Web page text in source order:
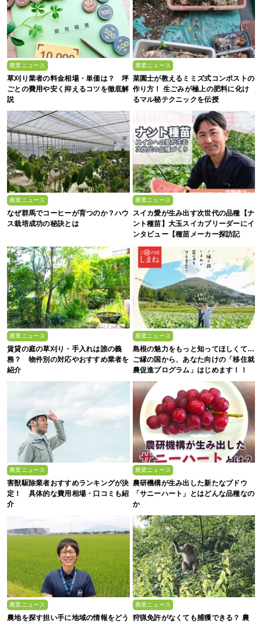
農業ニュース
草刈り業者の料金相場・単価は？ 坪
ごとの費用や安く抑えるコツを徹底解
説
農業ニュース
菜園士が教えるミミズ式コンポストの
作り方！ 生ごみが極上の肥料に化け
るマル秘テクニックを伝授
農業ニュース
なぜ群馬でコーヒーが育つのか？ハウ
ス栽培成功の秘訣とは
農業ニュース
スイカ愛が生み出す次世代の品種【ナ
ント種苗】大玉スイカブリーダーにイ
ンタビュー【種苗メーカー探訪記
Vol.4】
農業ニュース
賃貸の庭の草刈り・手入れは誰の義
務？ 物件別の対応やおすすめ業者を
紹介
農業ニュース
島根の魅力をもっと知ってほしくて…
ご縁の国から、あなた向けの「移住就
農促進プログラム」はじめます！！
農業ニュース
害獣駆除業者おすすめランキングが決
定！ 具体的な費用相場・口コミも紹
介
農業ニュース
農研機構が生み出した新たなブドウ
「サニーハート」とはどんな品種なの
か
農業ニュース
農地を探す担い手に地域の情報をどう
農業ニュース
狩猟免許がなくても捕獲できる？ 農